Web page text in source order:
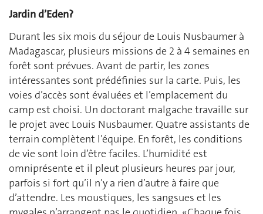
Jardin d’Eden?
Durant les six mois du séjour de Louis Nusbaumer à
Madagascar, plusieurs missions de 2 à 4 semaines en
forêt sont prévues. Avant de partir, les zones
intéressantes sont prédéfinies sur la carte. Puis, les
voies d’accès sont évaluées et l’emplacement du
camp est choisi. Un doctorant malgache travaille sur
le projet avec Louis Nusbaumer. Quatre assistants de
terrain complètent l’équipe. En forêt, les conditions
de vie sont loin d’être faciles. L’humidité est
omniprésente et il pleut plusieurs heures par jour,
parfois si fort qu’il n’y a rien d’autre à faire que
d’attendre. Les moustiques, les sangsues et les